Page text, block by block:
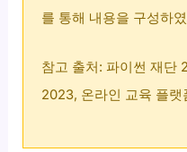
를 통해 내용을 구성하
참고 출처: 파이썬 재단
2023, 온라인 교육 플